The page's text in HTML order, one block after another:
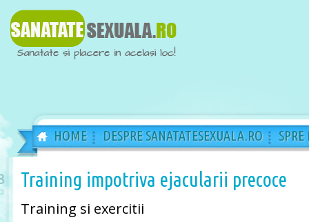
HOME DESPRE SANATATESEXUALA.RO
Training impotriva ejacularii precoce
Training si exercitii